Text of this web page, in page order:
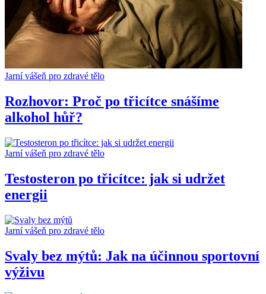
Jarní vášeň pro zdravé tělo
Rozhovor: Proč po třicítce snášíme
alkohol hůř?
Jarní vášeň pro zdravé tělo
Testosteron po třicítce: jak si udržet
energii
Jarní vášeň pro zdravé tělo
Svaly bez mýtů: Jak na účinnou sportovní
výživu